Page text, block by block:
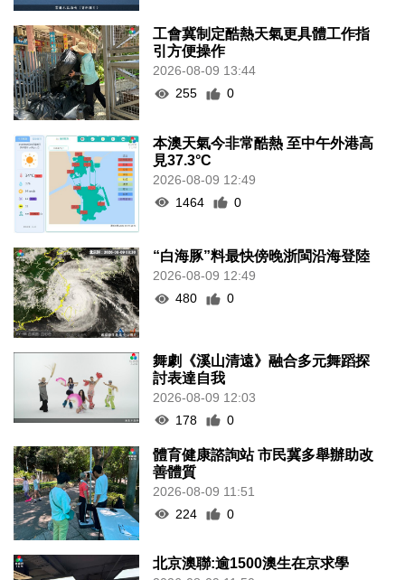
工會冀制定酷熱天氣更具體工作指
引方便操作
2026-08-09 13:44
255
0
本澳天氣今非常酷熱 至中午外港高
見37.3°C
2026-08-09 12:49
1464
0
“白海豚”料最快傍晚浙閩沿海登陸
2026-08-09 12:49
480
0
舞劇《溪山清遠》融合多元舞蹈探
討表達自我
2026-08-09 12:03
178
0
體育健康諮詢站 市民冀多舉辦助改
善體質
2026-08-09 11:51
224
0
北京澳聯:逾1500澳生在京求學